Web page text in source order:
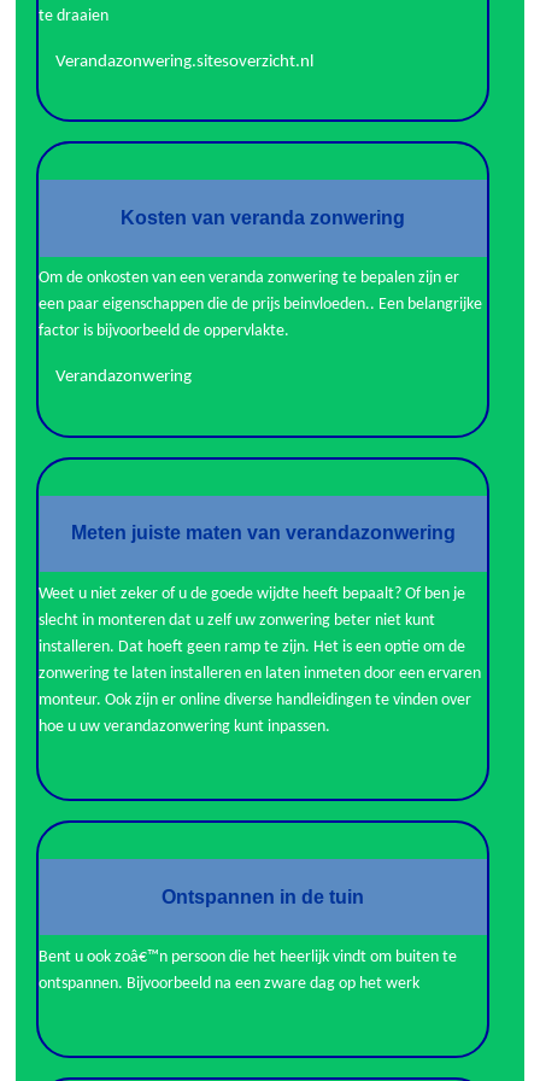
te draaien
Verandazonwering.sitesoverzicht.nl
Kosten van veranda zonwering
Om de onkosten van een veranda zonwering te bepalen zijn er
een paar eigenschappen die de prijs beinvloeden.. Een belangrijke
factor is bijvoorbeeld de oppervlakte.
Verandazonwering
Meten juiste maten van verandazonwering
Weet u niet zeker of u de goede wijdte heeft bepaalt? Of ben je
slecht in monteren dat u zelf uw zonwering beter niet kunt
installeren. Dat hoeft geen ramp te zijn. Het is een optie om de
zonwering te laten installeren en laten inmeten door een ervaren
monteur. Ook zijn er online diverse handleidingen te vinden over
hoe u uw verandazonwering kunt inpassen.
Ontspannen in de tuin
Bent u ook zoâ€™n persoon die het heerlijk vindt om buiten te
ontspannen. Bijvoorbeeld na een zware dag op het werk